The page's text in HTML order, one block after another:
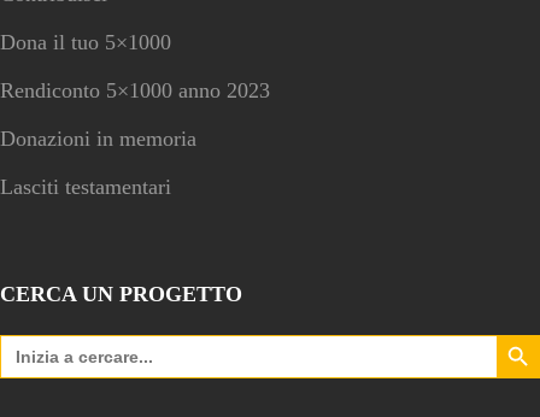
Dona il tuo 5×1000
Rendiconto 5×1000 anno 2023
Donazioni in memoria
Lasciti testamentari
CERCA UN PROGETTO
Search
for:
Search